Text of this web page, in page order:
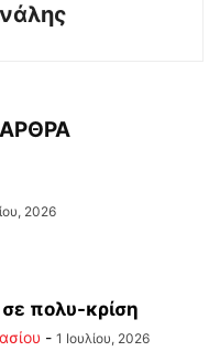
2026
πολυ-κρίση
- 1 Ιουλίου, 2026